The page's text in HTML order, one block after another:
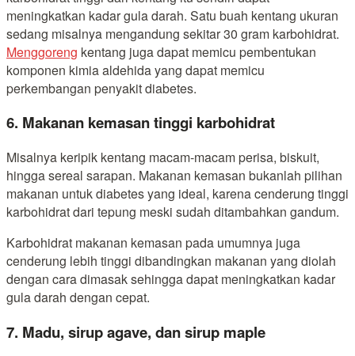
meningkatkan kadar gula darah. Satu buah kentang ukuran
sedang misalnya mengandung sekitar 30 gram karbohidrat.
Menggoreng kentang juga dapat memicu pembentukan
komponen kimia aldehida yang dapat memicu
perkembangan penyakit diabetes.
6. Makanan kemasan tinggi karbohidrat
Misalnya keripik kentang macam-macam perisa, biskuit,
hingga sereal sarapan. Makanan kemasan bukanlah pilihan
makanan untuk diabetes yang ideal, karena cenderung tinggi
karbohidrat dari tepung meski sudah ditambahkan gandum.
Karbohidrat makanan kemasan pada umumnya juga
cenderung lebih tinggi dibandingkan makanan yang diolah
dengan cara dimasak sehingga dapat meningkatkan kadar
gula darah dengan cepat.
7. Madu, sirup agave, dan sirup maple